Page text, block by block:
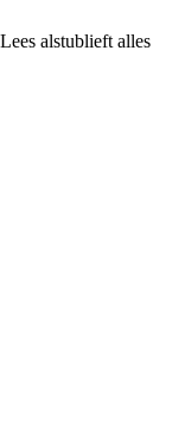
alstublieft alles